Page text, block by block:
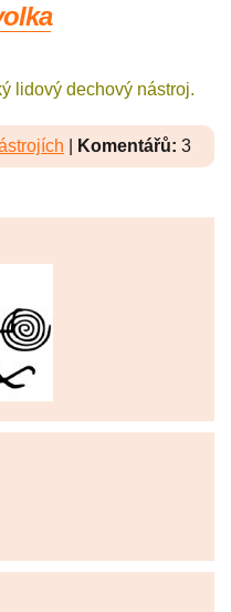
lidový dechový nástroj.
Komentářů: 3